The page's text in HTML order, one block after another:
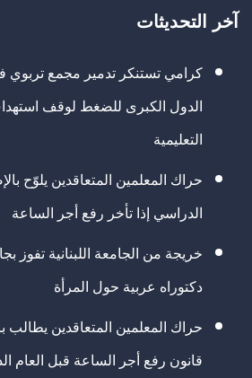
آخر التحديثات
كرامي تستنكر تدمير مجمع تربوي
الدول الكبرى للضغط لوقف
التعليمية
حراك المعلمين المتعاقدين يلوّح
الدراسي إذا تأخر رفع أجر الساعة
خريجة من الجامعة اللبنانية تفوز
دكتوراه عربية حول المرأة
حراك المعلمين المتعاقدين يطالب
قانون رفع أجر الساعة قبل العام